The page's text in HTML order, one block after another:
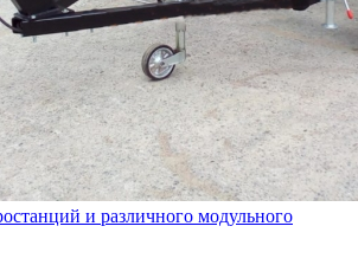
и различного модульного